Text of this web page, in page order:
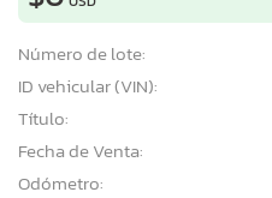
Número de lote:
ID vehicular (VIN):
Título:
Fecha de Venta:
Odómetro: